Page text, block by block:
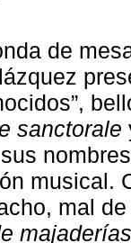
de
sanctorale
musical.
mal